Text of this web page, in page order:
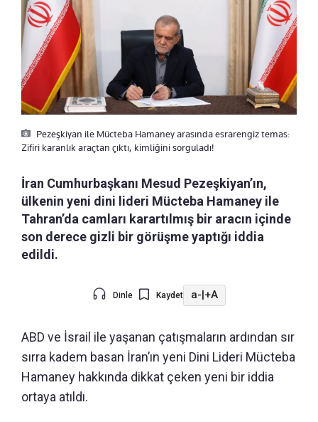
Pezeşkiyan ile Mücteba Hamaney arasında esrarengiz temas:
Zifiri karanlık araçtan çıktı, kimliğini sorguladı!
İran Cumhurbaşkanı Mesud Pezeşkiyan’ın,
ülkenin yeni dini lideri Mücteba Hamaney ile
Tahran’da camları karartılmış bir aracın içinde
son derece gizli bir görüşme yaptığı iddia
edildi.
Dinle Kaydet a- +A
ABD ve İsrail ile yaşanan çatışmaların ardından sır
sırra kadem basan İran’ın yeni Dini Lideri Mücteba
Hamaney hakkında dikkat çeken yeni bir iddia
ortaya atıldı.